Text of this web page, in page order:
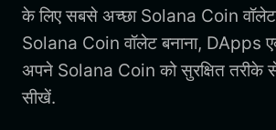
के लिए सबसे अच्छा Solana Coin
Solana Coin वॉलेट बनाना, DApps
अपने Solana Coin को सुरक्षित तरीके
सीखें.